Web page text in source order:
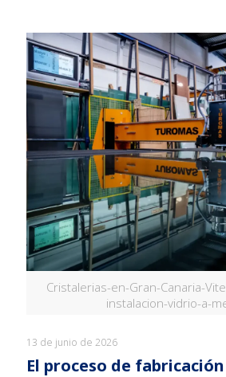
Cristalerias-en-Gran-Canaria-
instalacion-vidrio-a-
13 de junio de 2026
El proceso de